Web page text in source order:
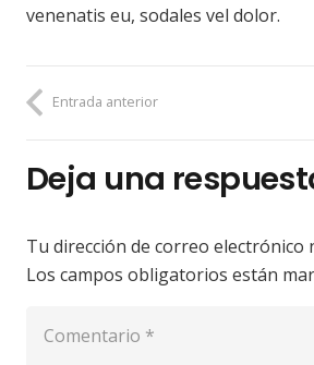
venenatis eu, sodales vel dolor.
Entrada anterior
Deja una
Tu dirección de correo electrónico
Los campos obligatorios están